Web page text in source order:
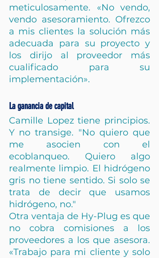
meticulosamente. «No vendo,
vendo asesoramiento. Ofrezco
a mis clientes la solución más
adecuada para su proyecto y
los dirijo al proveedor más
cualificado para su
implementación».
La ganancia de capital
Camille Lopez tiene principios.
Y no transige. "No quiero que
me asocien con el
ecoblanqueo. Quiero algo
realmente limpio. El hidrógeno
gris no tiene sentido. Si solo se
trata de decir que usamos
hidrógeno, no."
Otra ventaja de Hy-Plug es que
no cobra comisiones a los
proveedores a los que asesora.
«Trabajo para mi cliente y solo